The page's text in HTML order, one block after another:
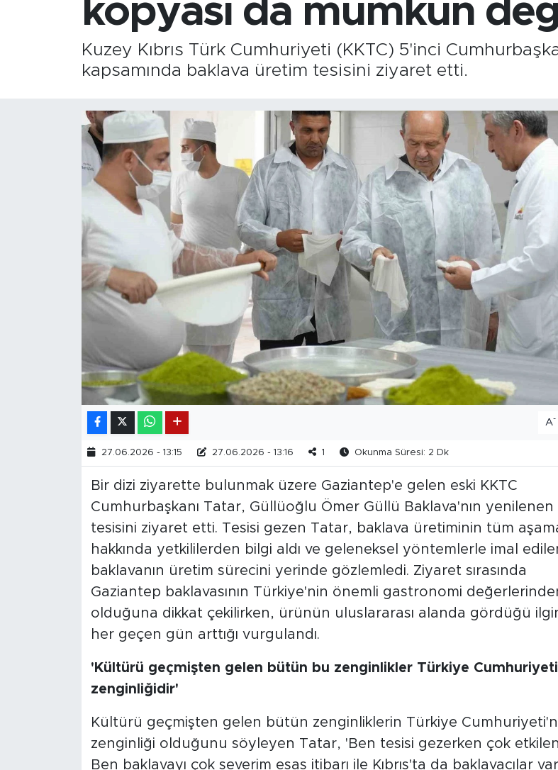
kopyası da mümkün
Kuzey Kıbrıs Türk Cumhuriyeti (KKTC) 5'inci
kapsamında baklava üretim tesisini ziyaret etti.
A-
27.06.2026 - 13:15 27.06.2026 - 13:16 1 Okunma Süresi: 2 Dk
Bir dizi ziyarette bulunmak üzere Gaziantep'e gelen eski KKTC
Cumhurbaşkanı Tatar, Güllüoğlu Ömer Güllü Baklava'nın yenilenen
tesisini ziyaret etti. Tesisi gezen Tatar, baklava üretiminin tüm
hakkında yetkililerden bilgi aldı ve geleneksel yöntemlerle imal
baklavanın üretim sürecini yerinde gözlemledi. Ziyaret sırasında
Gaziantep baklavasının Türkiye'nin önemli gastronomi
olduğuna dikkat çekilirken, ürünün uluslararası alanda gördüğü
her geçen gün arttığı vurgulandı.
'Kültürü geçmişten gelen bütün bu zenginlikler Türkiye
zenginliğidir'
Kültürü geçmişten gelen bütün zenginliklerin Türkiye
zenginliği olduğunu söyleyen Tatar, 'Ben tesisi gezerken çok
Ben baklavayı çok severim esas itibarı ile Kıbrıs'ta da baklavacılar